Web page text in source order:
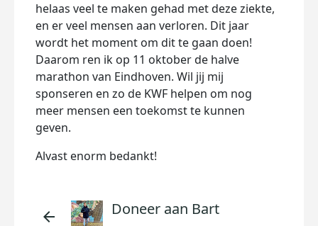
helaas veel te maken gehad met deze ziekte,
en er veel mensen aan verloren. Dit jaar
wordt het moment om dit te gaan doen!
Daarom ren ik op 11 oktober de halve
marathon van Eindhoven. Wil jij mij
sponseren en zo de KWF helpen om nog
meer mensen een toekomst te kunnen
geven.
Alvast enorm bedankt!
arrow_back Doneer aan Bart